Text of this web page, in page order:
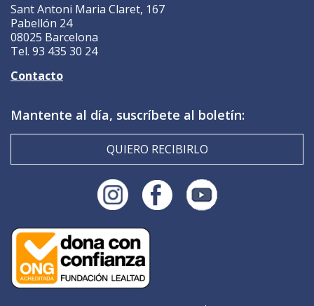
Sant Antoni Maria Claret, 167
Pabellón 24
08025 Barcelona
Tel. 93 435 30 24
Contacto
Mantente al día, suscríbete al boletín:
QUIERO RECIBIRLO